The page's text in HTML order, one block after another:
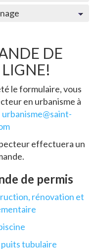
DE
le formulaire, vous
en urbanisme à
urbanisme@saint-
effectuera un
de permis
rénovation et
tubulaire